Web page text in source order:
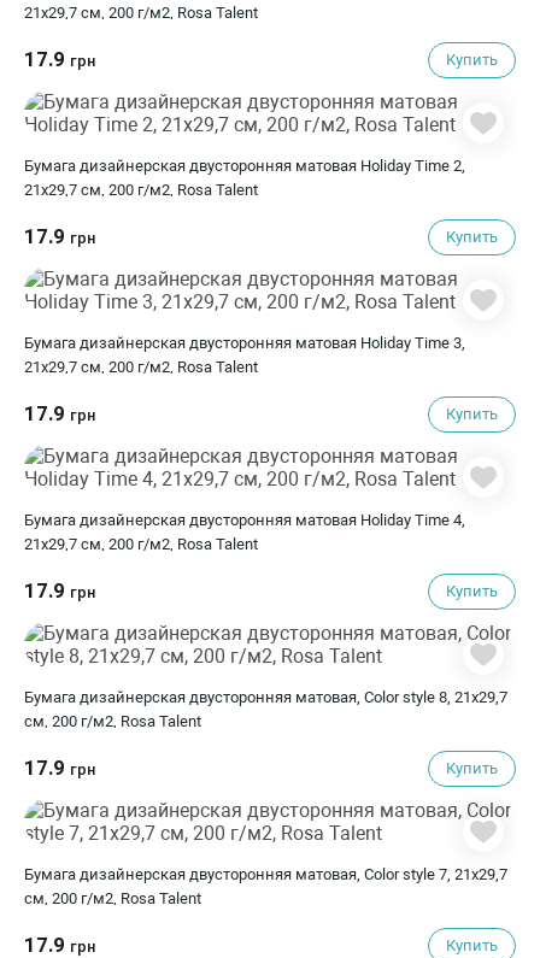
21х29,7 см, 200 г/м2, Rosa Talent
17.9 грн Купить
Бумага дизайнерская двусторонняя матовая Holiday Time 2,
21х29,7 см, 200 г/м2, Rosa Talent
17.9 грн Купить
Бумага дизайнерская двусторонняя матовая Holiday Time 3,
21х29,7 см, 200 г/м2, Rosa Talent
17.9 грн Купить
Бумага дизайнерская двусторонняя матовая Holiday Time 4,
21х29,7 см, 200 г/м2, Rosa Talent
17.9 грн Купить
Бумага дизайнерская двусторонняя матовая, Color style 8, 21х29,7
см, 200 г/м2, Rosa Talent
17.9 грн Купить
Бумага дизайнерская двусторонняя матовая, Color style 7, 21х29,7
см, 200 г/м2, Rosa Talent
17.9 грн Купить